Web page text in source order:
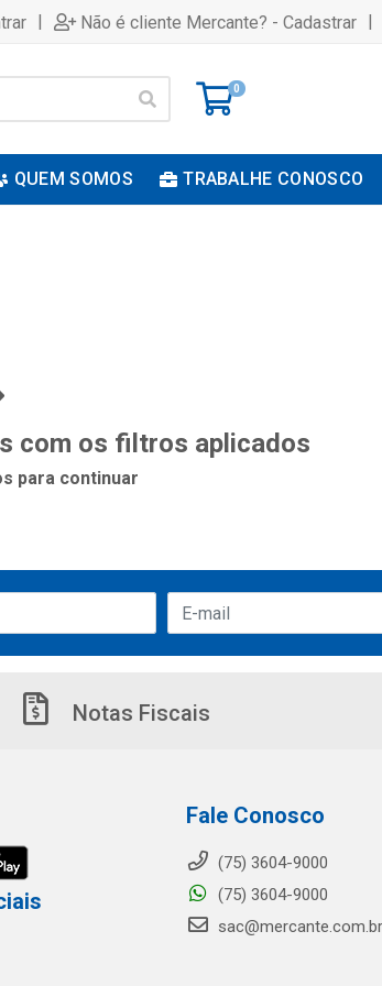
| Não é cliente Mercante? - Cadastrar |
0
QUEM SOMOS TRABALHE CONOSCO
com os filtros aplicados
para continuar
Notas Fiscais
Fale Conosco
(75) 3604-9000
(75) 3604-9000
sac@mercante.com.br